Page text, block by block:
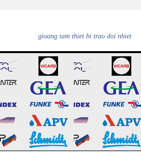
gioang tam thiet bi trao doi nhiet